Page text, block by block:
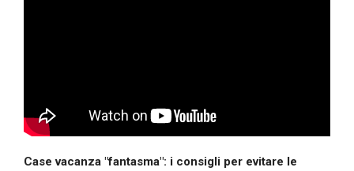
Case vacanza "fantasma": i consigli per evitare le